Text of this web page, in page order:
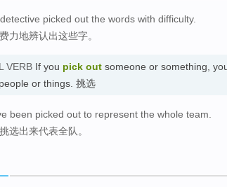
picked out the words with difficulty.
力地辨认出这些字。
VERB If you pick out someone or something,
or things. 挑选
been picked out to represent the whole team.
选出来代表全队。